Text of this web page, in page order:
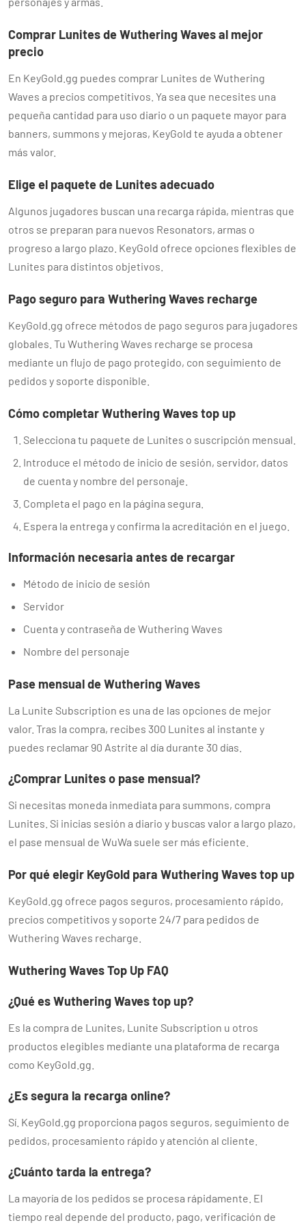
Comprar Lunites de Wuthering Waves al mejor
precio
En KeyGold.gg puedes comprar Lunites de Wuthering
Waves a precios competitivos. Ya sea que necesites una
pequeña cantidad para uso diario o un paquete mayor para
banners, summons y mejoras, KeyGold te ayuda a obtener
más valor.
Elige el paquete de Lunites adecuado
Algunos jugadores buscan una recarga rápida, mientras que
otros se preparan para nuevos Resonators, armas o
progreso a largo plazo. KeyGold ofrece opciones flexibles de
Lunites para distintos objetivos.
Pago seguro para Wuthering Waves recharge
KeyGold.gg ofrece métodos de pago seguros para jugadores
globales. Tu Wuthering Waves recharge se procesa
mediante un flujo de pago protegido, con seguimiento de
pedidos y soporte disponible.
Cómo completar Wuthering Waves top up
Selecciona tu paquete de Lunites o suscripción mensual.
Introduce el método de inicio de sesión, servidor, datos
de cuenta y nombre del personaje.
Completa el pago en la página segura.
Espera la entrega y confirma la acreditación en el juego.
Información necesaria antes de recargar
Método de inicio de sesión
Servidor
Cuenta y contraseña de Wuthering Waves
Nombre del personaje
Pase mensual de Wuthering Waves
La Lunite Subscription es una de las opciones de mejor
valor. Tras la compra, recibes 300 Lunites al instante y
puedes reclamar 90 Astrite al día durante 30 días.
¿Comprar Lunites o pase mensual?
Si necesitas moneda inmediata para summons, compra
Lunites. Si inicias sesión a diario y buscas valor a largo plazo,
el pase mensual de WuWa suele ser más eficiente.
Por qué elegir KeyGold para Wuthering Waves top up
KeyGold.gg ofrece pagos seguros, procesamiento rápido,
precios competitivos y soporte 24/7 para pedidos de
Wuthering Waves recharge.
Wuthering Waves Top Up FAQ
¿Qué es Wuthering Waves top up?
Es la compra de Lunites, Lunite Subscription u otros
productos elegibles mediante una plataforma de recarga
como KeyGold.gg.
¿Es segura la recarga online?
Sí. KeyGold.gg proporciona pagos seguros, seguimiento de
pedidos, procesamiento rápido y atención al cliente.
¿Cuánto tarda la entrega?
La mayoría de los pedidos se procesa rápidamente. El
tiempo real depende del producto, pago, verificación de